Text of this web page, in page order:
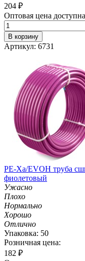
204 ₽
Оптовая цена
В корзину
Артикул: 6731
PE-Xa/EVOH труба
фиолетовый
Ужасно
Плохо
Нормально
Хорошо
Отлично
Упаковка: 50
Розничная цена:
182 ₽